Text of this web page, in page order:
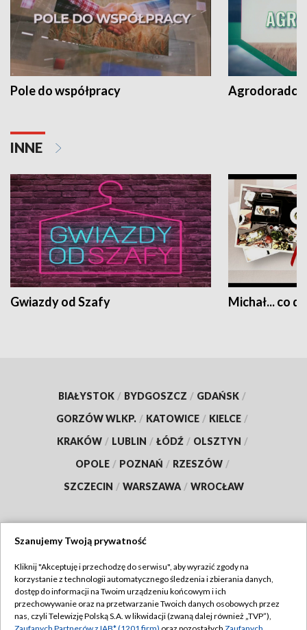
Pole do współpracy Agrodoradcy
INNE
Gwiazdy od Szafy Michał... co
BIAŁYSTOK / BYDGOSZCZ / GDAŃSK /
GORZÓW WLKP. / KATOWICE / KIELCE /
KRAKÓW / LUBLIN / ŁÓDŹ / OLSZTYN /
OPOLE / POZNAŃ / RZESZÓW /
SZCZECIN / WARSZAWA / WROCŁAW
TVP
Abonament TVP
Emisja w TVP
Regulamin TVP
Szanujemy Twoją prywatność
Kliknij "Akceptuję i przechodzę do serwisu", aby wyrazić zgody na
korzystanie z technologii automatycznego śledzenia i zbierania danych,
dostęp do informacji na Twoim urządzeniu końcowym i ich
przechowywanie oraz na przetwarzanie Twoich danych osobowych przez
nas, czyli Telewizję Polską S.A. w likwidacji (zwaną dalej również „TVP”),